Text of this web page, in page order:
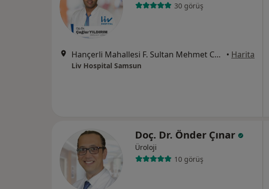
30 görüş
Hançerli Mahallesi F. Sultan Mehmet Caddesi No:155, İlkadım • Harita
Liv Hospital Samsun
Doç. Dr. Önder Çınar
Üroloji
10 görüş